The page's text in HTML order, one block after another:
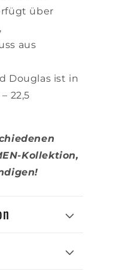
über
aus
Douglas ist in
22,5
Kollektion,